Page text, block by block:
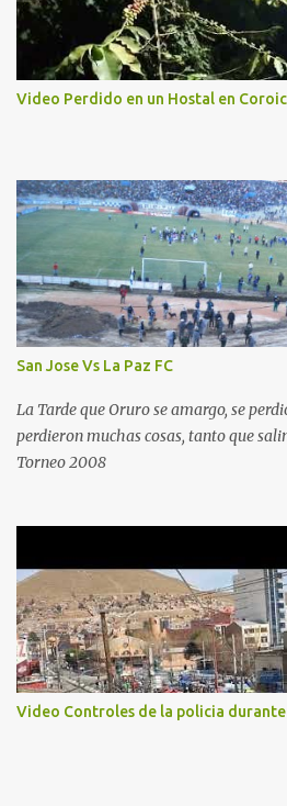
Video Perdido en un Hostal en
San Jose Vs La Paz FC
La Tarde que Oruro se amargo, se
perdieron muchas cosas, tanto que
Torneo 2008
Video Controles de la policia